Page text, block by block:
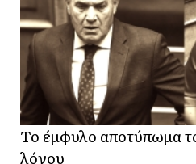
Το έμφυλο αποτύπωμα
λόγου